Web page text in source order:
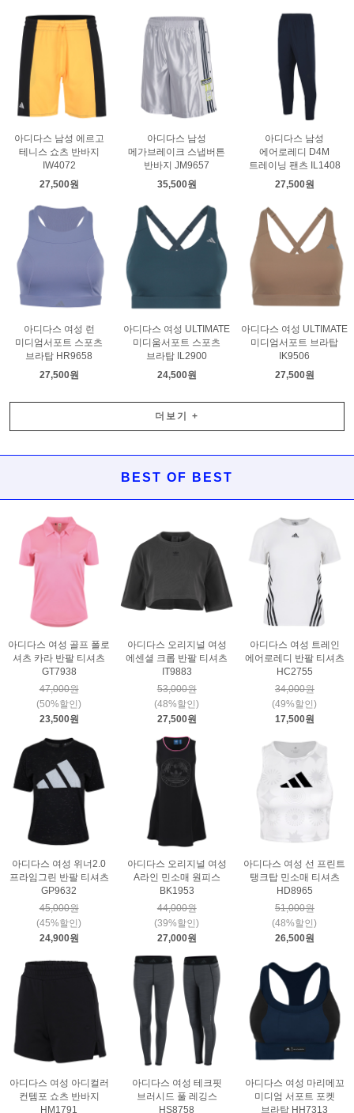
아디다스 남성 에르고
테니스 쇼츠 반바지
IW4072
27,500원
아디다스 남성
메가브레이크 스냅버튼
반바지 JM9657
35,500원
아디다스 남성
에어로레디 D4M
트레이닝 팬츠 IL1408
27,500원
아디다스 여성 런
미디엄서포트 스포츠
브라탑 HR9658
27,500원
아디다스 여성 ULTIMATE
미디움서포트 스포츠
브라탑 IL2900
24,500원
아디다스 여성 ULTIMATE
미디엄서포트 브라탑
IK9506
27,500원
더보기 +
BEST OF BEST
아디다스 여성 골프 폴로
셔츠 카라 반팔 티셔츠
GT7938
47,000원
(50%할인)
23,500원
아디다스 오리지널 여성
에센셜 크롭 반팔 티셔츠
IT9883
53,000원
(48%할인)
27,500원
아디다스 여성 트레인
에어로레디 반팔 티셔츠
HC2755
34,000원
(49%할인)
17,500원
아디다스 여성 위너2.0
프라임그린 반팔 티셔츠
GP9632
45,000원
(45%할인)
24,900원
아디다스 오리지널 여성
A라인 민소매 원피스
BK1953
44,000원
(39%할인)
27,000원
아디다스 여성 선 프린트
탱크탑 민소매 티셔츠
HD8965
51,000원
(48%할인)
26,500원
아디다스 여성 아디컬러
컨템포 쇼츠 반바지
HM1791
아디다스 여성 테크핏
브러시드 풀 레깅스
HS8758
아디다스 여성 마리메꼬
미디엄 서포트 포켓
브라탑 HH7313